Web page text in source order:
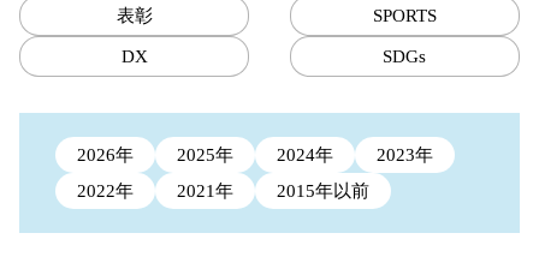
表彰 SPORTS
DX SDGs
2026年 2025年 2024年
2023年
2022年
2021年 2015年以前